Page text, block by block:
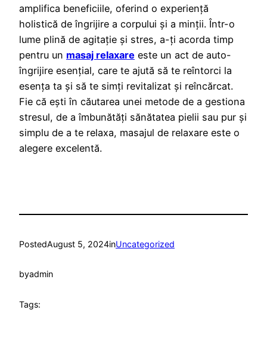
amplifica beneficiile, oferind o experiență
holistică de îngrijire a corpului și a minții. Într-o
lume plină de agitație și stres, a-ți acorda timp
pentru un masaj relaxare este un act de auto-
îngrijire esențial, care te ajută să te reîntorci la
esența ta și să te simți revitalizat și reîncărcat.
Fie că ești în căutarea unei metode de a gestiona
stresul, de a îmbunătăți sănătatea pielii sau pur și
simplu de a te relaxa, masajul de relaxare este o
alegere excelentă.
PostedAugust 5, 2024inUncategorized
byadmin
Tags: